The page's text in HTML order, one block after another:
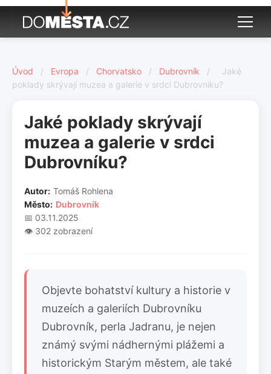
Úvod / Evropa / Chorvatsko / Dubrovník /
Jaké
poklady skrývají muzea a galerie v srdci Dubrovníku?
Jaké poklady skrývají
muzea a galerie v srdci
Dubrovníku?
Autor: Tomáš Rohlena
Město: Dubrovník
📅 03.11.2025
👁️ 302 zobrazení
Objevte bohatství kultury a historie v
muzeích a galeriích Dubrovníku
Dubrovník, perla Jadranu, je nejen
známý svými nádhernými plážemi a
historickým Starým městem, ale také